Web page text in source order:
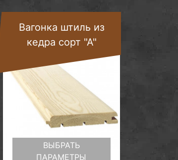
Вагонка штиль из
кедра сорт "А"
ВЫБРАТЬ
ПАРАМЕТРЫ